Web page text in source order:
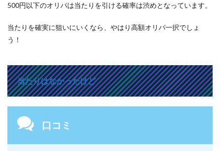
500円以下のオリパは当たりを引ける確率は渋めとなっています。
当たりを確実に狙いにいくなら、やはり高額オリパ一択でしょ
う！
当たりはなかったけど
口コミ